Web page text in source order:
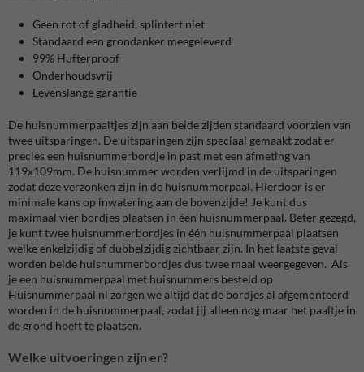
Geen rot of gladheid, splintert niet
Standaard een grondanker meegeleverd
99% Hufterproof
Onderhoudsvrij
Levenslange garantie
De huisnummerpaaltjes zijn aan beide zijden standaard voorzien van
twee uitsparingen. De uitsparingen zijn speciaal gemaakt zodat er
precies een huisnummerbordje in past met een afmeting van
119x109mm. De huisnummer worden verlijmd in de uitsparingen
zodat deze verzonken zijn in de huisnummerpaal. Hierdoor is er
minimale kans op inwatering aan de bovenzijde! Je kunt dus
maximaal vier bordjes plaatsen in één huisnummerpaal. Beter gezegd,
je kunt twee huisnummerbordjes in één huisnummerpaal plaatsen
welke enkelzijdig of dubbelzijdig zichtbaar zijn. In het laatste geval
worden beide huisnummerbordjes dus twee maal weergegeven. Als
je een huisnummerpaal met huisnummers besteld op
Huisnummerpaal.nl zorgen we altijd dat de bordjes al afgemonteerd
worden in de huisnummerpaal, zodat jij alleen nog maar het paaltje in
de grond hoeft te plaatsen.
Welke uitvoeringen zijn er?